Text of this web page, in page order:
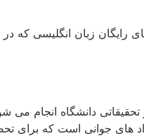
زبان انگلیسی که در
دانشگاه انجام می
جوانی است که برای